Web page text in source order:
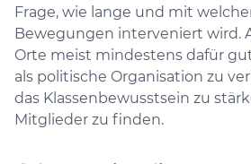
Frage, wie lange und mit
Bewegungen interveniert wird.
Orte meist mindestens dafür
als politische Organisation zu
das Klassenbewusstsein zu
Mitglieder zu finden.